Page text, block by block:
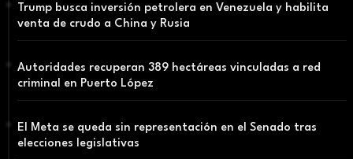
Trump busca inversión petrolera en Venezuela y habilita
venta de crudo a China y Rusia
Autoridades recuperan 389 hectáreas vinculadas a red
criminal en Puerto López
El Meta se queda sin representación en el Senado tras
elecciones legislativas